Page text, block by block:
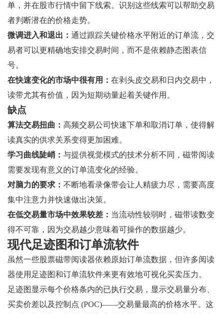
单，并在股市行情中留下线索。识别这些线索可以帮助交易
者判断潜在的价格走势。
微调进入和退出： 通过跟踪关键价格水平附近的订单流，交
易者可以更精确地安排交易时间，而不是依赖静态图表信
号。
在快速变化的市场中很有用： 在剥头皮交易和日内交易中，
读带尤其有价值，因为短期动量起着关键作用。
缺点
算法交易扭曲： 高频交易公司快速下单和取消订单，使得解
读真实的供求关系变得更加困难。
学习曲线陡峭： 与提供视觉模式的技术分析不同，磁带阅读
需要发现有意义的订单流变化的经验。
对脑力的要求： 不断地看录像带会让人精疲力尽，需要高度
集中注意力并快速做出决策。
在低交易量市场中效果较差： 当流动性较弱时，磁带读数变
得不可靠，因为交易越少意味着可操作的数据越少。
现代足迹图和订单流软件
虽然一些股票磁带阅读器依赖原始订单流数据，但许多阅读
器使用足迹图和订单流软件来更有效地可视化买卖压力。
足迹图显示每个价格条内的已执行交易，显示交易量分布、
买卖价差以及控制点 (POC)——交易量最高的价格水平。这